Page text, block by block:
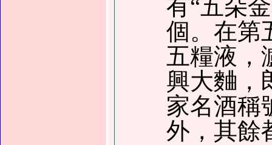
有“五朵
個。在第
五糧液，
興大麯，
家名酒稱
外，其餘